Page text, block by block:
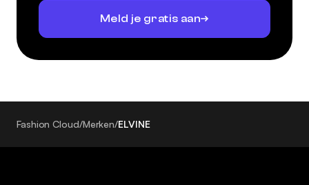
Meld je gratis aan
Fashion Cloud/Merken/ELVINE